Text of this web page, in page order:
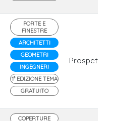
PORTE E
FINESTRE
ARCHITETTI
GEOMETRI
INGEGNERI
1° EDIZIONE TEMA
GRATUITO
Prospettico
COPERTURE